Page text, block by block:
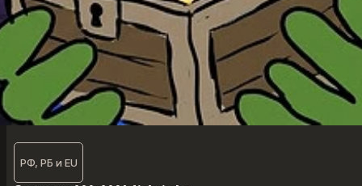
РФ, РБ и EU